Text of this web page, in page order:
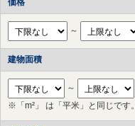
価格
～
建物面積
～
※「m²」 は「平米」と同じです。